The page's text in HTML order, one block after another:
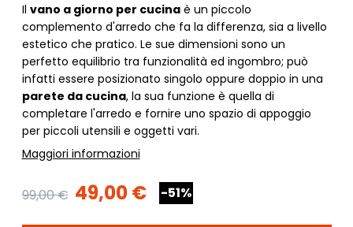
Il vano a giorno per cucinaè un piccolo
complemento d'arredo che fa la differenza, sia a livello
estetico che pratico. Le sue dimensioni sono un
perfetto equilibrio tra funzionalità ed ingombro; può
infatti essere posizionato singolo oppure doppio in una
parete da cucina, la sua funzione è quella di
completare l'arredo e fornire uno spazio di appoggio
per piccoli utensili e oggetti vari.
Maggiori informazioni
99,00 € 49,00 € -51%